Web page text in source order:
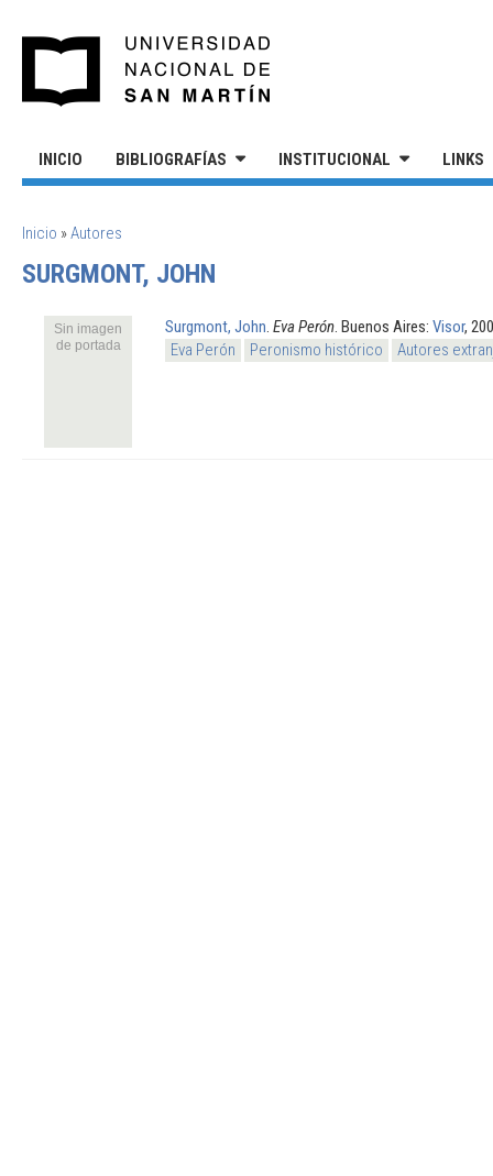
INICIO BIBLIOGRAFÍAS INSTITUCIONAL LINKS
SE ENCUENTRA USTED AQUÍ
Inicio »Autores
SURGMONT, JOHN
Sin imagen
de portada
Surgmont, John Eva Perón . Buenos Aires: Visor,
Eva Perón
Peronismo histórico Autores